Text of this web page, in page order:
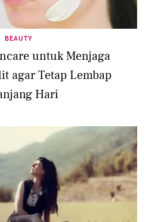
BEAUTY
untuk Menjaga
agar Tetap Lembap
Hari